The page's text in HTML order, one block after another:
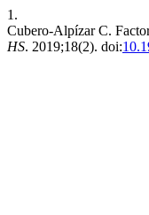
1.
Cubero-Alpízar C.
HS. 2019;18(2). doi: